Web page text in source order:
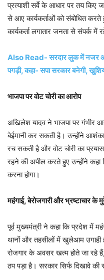
प्रत्याशी सर्वे के आधार पर तय किए
से आए कार्यकर्ताओं को संबोधित
कार्यकर्ता लगातार जनता से संपर्क में
Also Read- सरदार लुक में नजर
पगड़ी, कहा- सपा सरकार बनेगी,
भाजपा पर वोट चोरी का आरोप
अखिलेश यादव ने भाजपा पर गंभीर
बेईमानी कर सकती है। उन्होंने
रच सकती है और वोट चोरी का
रहने की अपील करते हुए उन्होंने
करना होगा।
महंगाई, बेरोजगारी और भ्रष्टाचार के
पूर्व मुख्यमंत्री ने कहा कि प्रदेश में
थानों और तहसीलों में खुलेआम उगाही
रोजगार के अवसर खत्म होते जा रहे
ठप पड़ा है। सरकार सिर्फ दिखावे की